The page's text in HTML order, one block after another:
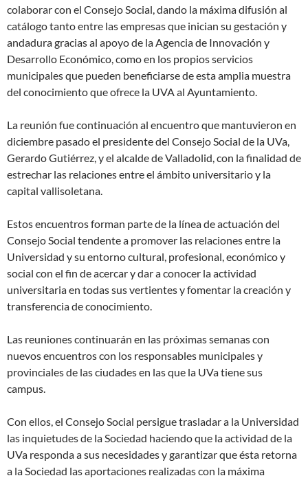
colaborar con el Consejo Social, dando la máxima difusión al
catálogo tanto entre las empresas que inician su gestación y
andadura gracias al apoyo de la Agencia de Innovación y
Desarrollo Económico, como en los propios servicios
municipales que pueden beneficiarse de esta amplia muestra
del conocimiento que ofrece la UVA al Ayuntamiento.
La reunión fue continuación al encuentro que mantuvieron en
diciembre pasado el presidente del Consejo Social de la UVa,
Gerardo Gutiérrez, y el alcalde de Valladolid, con la finalidad de
estrechar las relaciones entre el ámbito universitario y la
capital vallisoletana.
Estos encuentros forman parte de la línea de actuación del
Consejo Social tendente a promover las relaciones entre la
Universidad y su entorno cultural, profesional, económico y
social con el fin de acercar y dar a conocer la actividad
universitaria en todas sus vertientes y fomentar la creación y
transferencia de conocimiento.
Las reuniones continuarán en las próximas semanas con
nuevos encuentros con los responsables municipales y
provinciales de las ciudades en las que la UVa tiene sus
campus.
Con ellos, el Consejo Social persigue trasladar a la Universidad
las inquietudes de la Sociedad haciendo que la actividad de la
UVa responda a sus necesidades y garantizar que ésta retorna
a la Sociedad las aportaciones realizadas con la máxima